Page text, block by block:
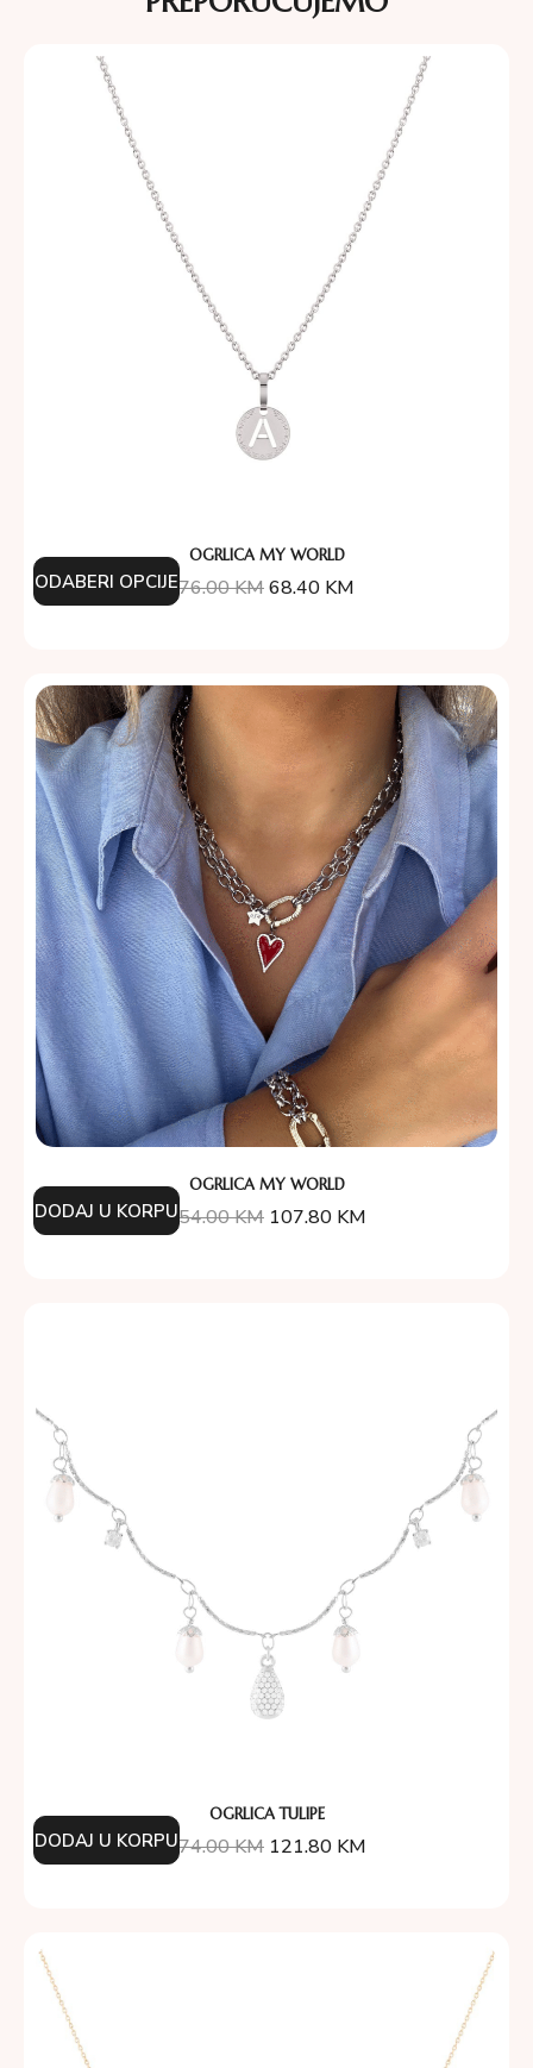
OGRLICA MY WORLD
76.00KM68.40 KM
ODABERI OPCIJE
OGRLICA MY WORLD
154.00KM 107.80 KM
DODAJ U KORPU
OGRLICA TULIPE
174.00KM 121.80 KM
DODAJ U KORPU